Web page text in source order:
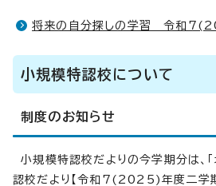
将来の自分探しの学習 令和
小規模特認校について
制度のお知らせ
小規模特認校だよりの今学期分は、
認校だより【令和7(2025)年度二学期